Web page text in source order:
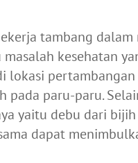
tambang
kesehatan
lokasi
pada paru-paru.
yaitu debu dari
dapat